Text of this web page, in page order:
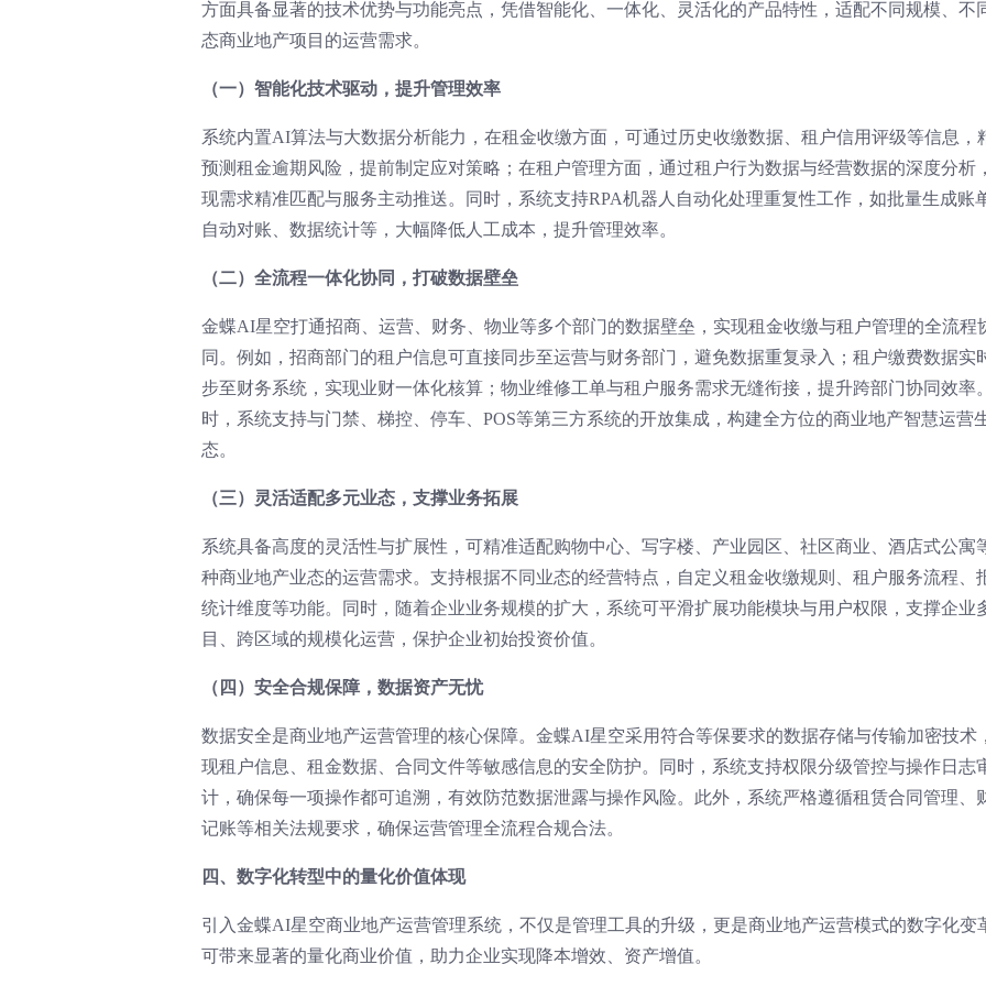
方面具备显著的技术优势与功能亮点，凭借智能化、一体化、灵活化的产品特性，适配不同规模、不
态商业地产项目的运营需求。
（一）智能化技术驱动，提升管理效率
系统内置AI算法与大数据分析能力，在租金收缴方面，可通过历史收缴数据、租户信用评级等信息，
预测租金逾期风险，提前制定应对策略；在租户管理方面，通过租户行为数据与经营数据的深度分析
现需求精准匹配与服务主动推送。同时，系统支持RPA机器人自动化处理重复性工作，如批量生成账
自动对账、数据统计等，大幅降低人工成本，提升管理效率。
（二）全流程一体化协同，打破数据壁垒
金蝶AI星空打通招商、运营、财务、物业等多个部门的数据壁垒，实现租金收缴与租户管理的全流程
同。例如，招商部门的租户信息可直接同步至运营与财务部门，避免数据重复录入；租户缴费数据实
步至财务系统，实现业财一体化核算；物业维修工单与租户服务需求无缝衔接，提升跨部门协同效率
时，系统支持与门禁、梯控、停车、POS等第三方系统的开放集成，构建全方位的商业地产智慧运营
态。
（三）灵活适配多元业态，支撑业务拓展
系统具备高度的灵活性与扩展性，可精准适配购物中心、写字楼、产业园区、社区商业、酒店式公寓
种商业地产业态的运营需求。支持根据不同业态的经营特点，自定义租金收缴规则、租户服务流程、
统计维度等功能。同时，随着企业业务规模的扩大，系统可平滑扩展功能模块与用户权限，支撑企业
目、跨区域的规模化运营，保护企业初始投资价值。
（四）安全合规保障，数据资产无忧
数据安全是商业地产运营管理的核心保障。金蝶AI星空采用符合等保要求的数据存储与传输加密技术
现租户信息、租金数据、合同文件等敏感信息的安全防护。同时，系统支持权限分级管控与操作日志
计，确保每一项操作都可追溯，有效防范数据泄露与操作风险。此外，系统严格遵循租赁合同管理、
记账等相关法规要求，确保运营管理全流程合规合法。
四、数字化转型中的量化价值体现
引入金蝶AI星空商业地产运营管理系统，不仅是管理工具的升级，更是商业地产运营模式的数字化变
可带来显著的量化商业价值，助力企业实现降本增效、资产增值。